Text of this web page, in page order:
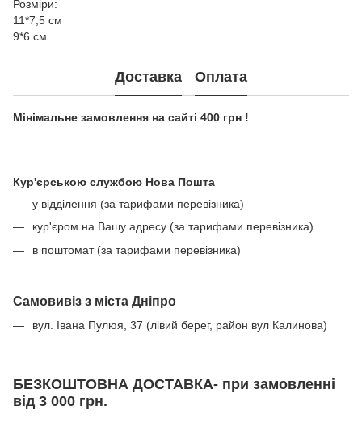
Розміри:
11*7,5 см
9*6 см
Доставка Оплата
Мінімальне замовлення на сайті 400 грн !
Кур'єрською службою Нова Пошта
у відділення (за тарифами перевізника)
кур'єром на Вашу адресу (за тарифами перевізника)
в поштомат (за тарифами перевізника)
Самовивіз з міста Дніпро
вул. Івана Пулюя, 37 (лівий берег, район вул Калинова)
БЕЗКОШТОВНА ДОСТАВКА- при замовленні
від 3 000 грн.